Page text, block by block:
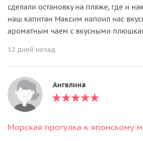
сделали остановку на пляже, где и
наш капитан Максим напоил нас
ароматным чаем с вкусными
12 дней назад
Ангелина
Морская прогулка к японскому